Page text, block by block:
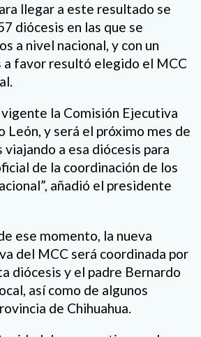
llegar a este resultado se
diócesis en las que se
a nivel nacional, y con un
favor resultó elegido el MCC
la Comisión Ejecutiva
León, y será el próximo mes de
a esa diócesis para
de la coordinación de los
añadió el presidente
ese momento, la nueva
del MCC será coordinada por
diócesis y el padre Bernardo
así como de algunos
de Chihuahua.